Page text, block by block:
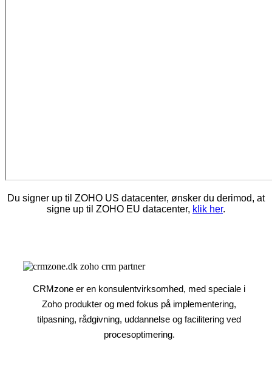
Du signer up til ZOHO US datacenter, ønsker du derimod, at
signe up til ZOHO EU datacenter, klik her.
CRMzone er en konsulentvirksomhed, med speciale i
Zoho produkter og med fokus på implementering,
tilpasning, rådgivning, uddannelse og facilitering ved
procesoptimering.​​